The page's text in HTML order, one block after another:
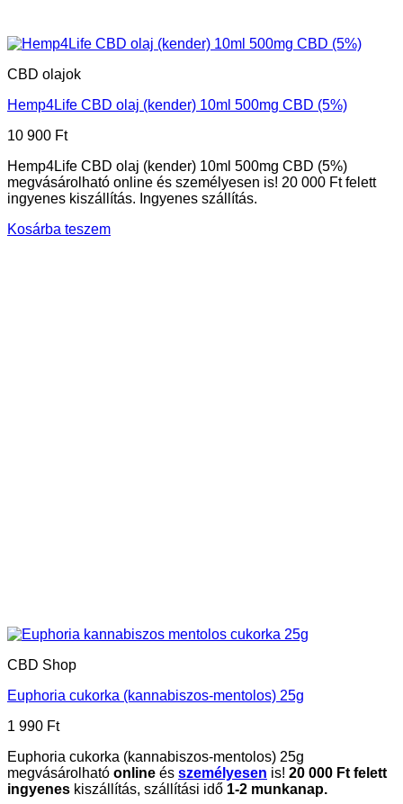
CBD olajok
Hemp4Life CBD olaj (kender) 10ml 500mg CBD (5%)
10 900 Ft
Hemp4Life CBD olaj (kender) 10ml 500mg CBD (5%)
megvásárolható online és személyesen is! 20 000 Ft felett
ingyenes kiszállítás. Ingyenes szállítás.
Kosárba teszem
CBD Shop
Euphoria cukorka (kannabiszos-mentolos) 25g
1 990 Ft
Euphoria cukorka (kannabiszos-mentolos) 25g
megvásárolható online és személyesen is! 20 000 Ft felett
ingyenes kiszállítás, szállítási idő 1-2 munkanap.